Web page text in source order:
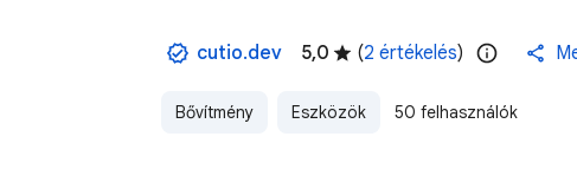
cutio.dev 5,0 (2 értékelés)
Bővítmény Eszközök 50 felhasználók